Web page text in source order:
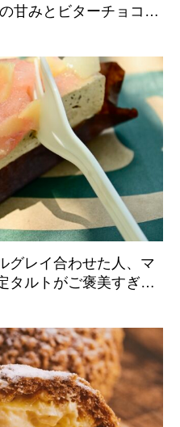
甘みとビターチョコが
グレイ合わせた人、マ
ルトがご褒美すぎた